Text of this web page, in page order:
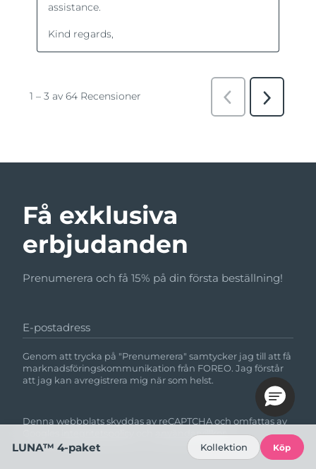
Få exklusiva
erbjudanden
Prenumerera och få 15% på din första beställning!
E-postadress
Genom att trycka på "Prenumerera" samtycker jag till att få
marknadsföringskommunikation från FOREO. Jag förstår
att jag kan avregistrera mig när som helst.
Denna webbplats skyddas av reCAPTCHA och omfattas av
användarvillkor.
LUNA™ 4-paket Kollektion Köp